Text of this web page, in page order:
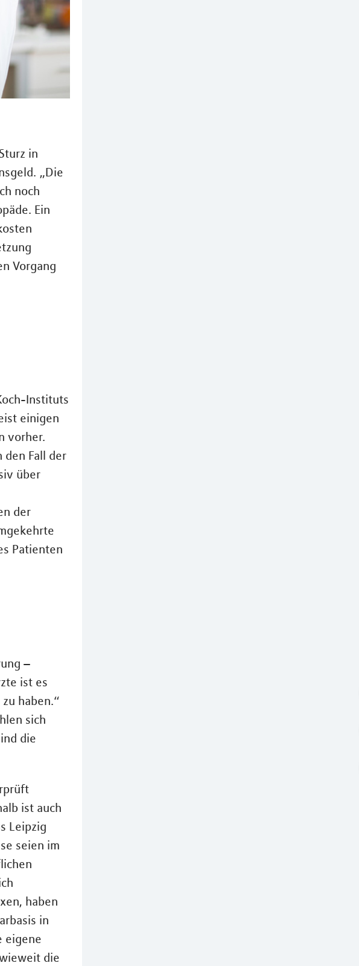
in
„Die
noch
Ein
Vorgang
Instituts
einigen
vorher.
den Fall der
über
der
Patienten
–
ist es
haben.“
sich
die
ist auch
Leipzig
seien im
haben
in
eigene
die